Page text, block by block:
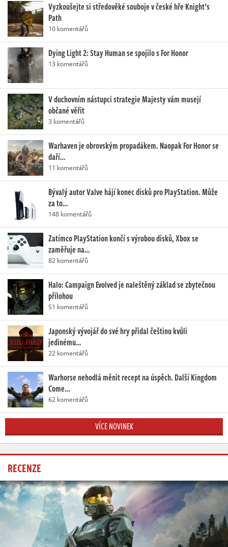
Vyzkoušejte si středověké souboje v české hře Knight’s
Path
10 komentářů
Dying Light 2: Stay Human se spojilo s For Honor
13 komentářů
V duchovním nástupci strategie Majesty vám musejí
občané věřit
3 komentářů
Warhaven je obrovským propadákem. Naopak For Honor se
daří…
11 komentářů
Bývalý autor Valve hájí konec disků pro PlayStation. Může
za to…
148 komentářů
Zatímco PlayStation končí s výrobou disků, Xbox se
zaměřuje na…
82 komentářů
Halo: Campaign Evolved je naleštěný základ se zbytečnou
přílohou
51 komentářů
Japonský vývojář do své hry přidal češtinu kvůli
jedinému…
22 komentářů
Warhorse nehodlá měnit recept na úspěch. Další Kingdom
Come…
62 komentářů
VÍCE NOVINEK
RECENZE